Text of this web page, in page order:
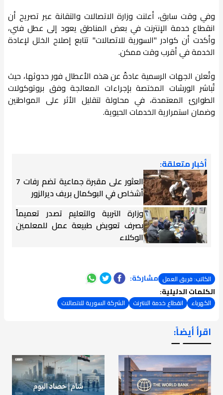
وفي وقت سابق، أعلنت وزارة الاتصالات والتقانة عبر تصريح أن
انقطاع خدمة الإنترنت في بعض المناطق يعود إلى عطل فني،
وأكدت أن كوادر "السورية للاتصالات" تتابع إصلاح الخلل لإعادة
الخدمة في أقرب وقت ممكن.
وتُعلن الجهات الرسمية عادةً عن هذه الأعطال فور حدوثها، حيث
تُباشر الورشات المختصة بإجراءات المعالجة وفق بروتوكولات
الطوارئ المعتمدة، في محاولة لتقليل الأثر على المواطنين
وضمان استمرارية الخدمات الحيوية.
أخبار متعلقة:
العثور على مقبرة جماعية تضم رفات 7
أشخاص في البوكمال بريف ديرالزور
وزارة التربية والتعليم تصدر تعميماً
بصرف تعويض طبيعة عمل للمعلمين
الوكلاء
الكاتب: فريق العمل مشاركة:
الكلمات الدليلية:
الكهرباء انقطاع خدمة الانترنت الشركة السورية للاتصالات
اقرأ أيضاً:
ـــــــ ــ